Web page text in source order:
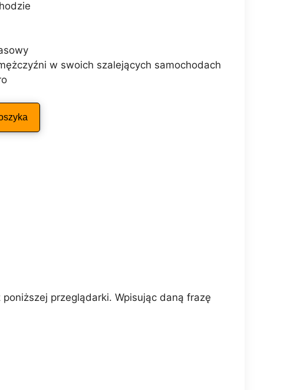
w swoich szalejących samochodach
przeglądarki. Wpisując daną frazę